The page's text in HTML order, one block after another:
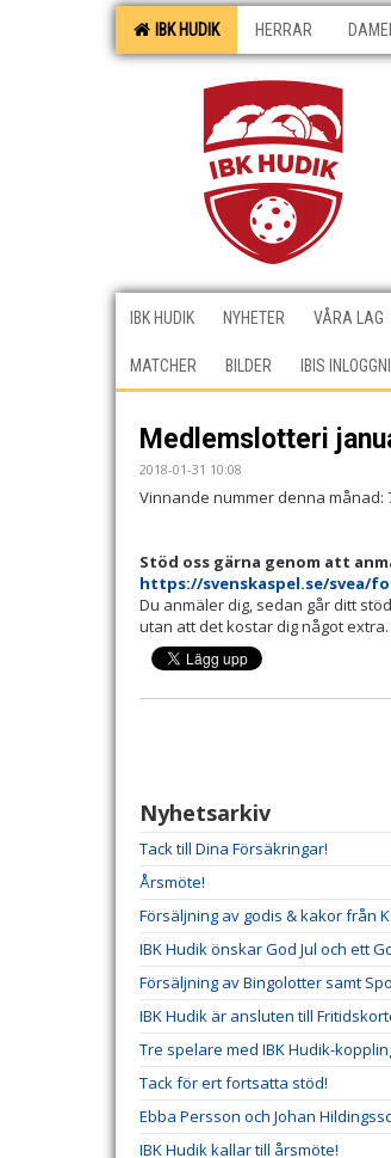
IBK HUDIK HERRAR
IBK HUDIK NYHETER VÅRA LAG
MATCHER BILDER IBIS
Medlemslotteri
2018-01-31 10:08
Vinnande nummer denna månad:
Stöd oss gärna genom att
https://svenskaspel.se/svea/
Du anmäler dig, sedan går ditt
utan att det kostar dig något extra.
Nyhetsarkiv
Tack till Dina Försäkringar!
Årsmöte!
Försäljning av godis & kakor från
IBK Hudik önskar God Jul och ett
Försäljning av Bingolotter samt
IBK Hudik är ansluten till
Tre spelare med IBK Hudik-
Tack för ert fortsatta stöd!
Ebba Persson och Johan
IBK Hudik kallar till årsmöte!